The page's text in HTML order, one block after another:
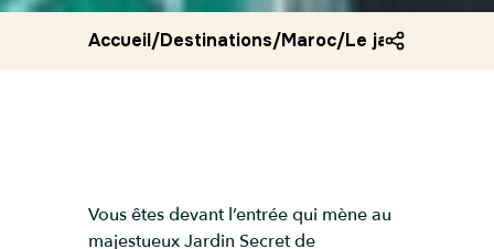
Accueil/Destinations/Maroc/Le jardin secret
Vous êtes devant l’entrée qui mène au
majestueux Jardin Secret de